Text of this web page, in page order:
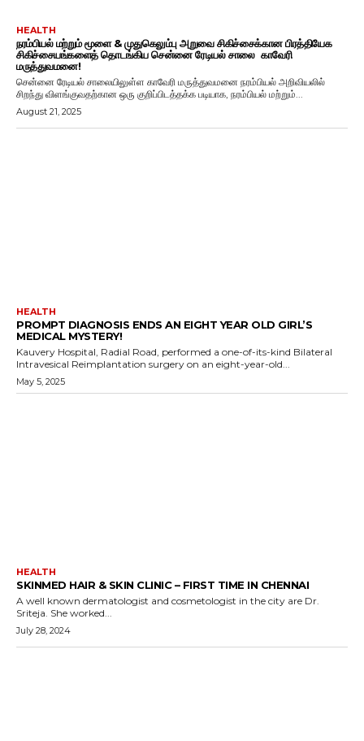
HEALTH
நரம்பியல் மற்றும் மூளை & முதுகெலும்பு அறுவை சிகிச்சைக்கான பிரத்தியேக
சிகிச்சையங்களைத் தொடங்கிய சென்னை ரேடியல் சாலை காவேரி
மருத்துவமனை!
சென்னை ரேடியல் சாலையிலுள்ள காவேரி மருத்துவமனை நரம்பியல் அறிவியலில்
சிறந்து விளங்குவதற்கான ஒரு குறிப்பிடத்தக்க படியாக, நரம்பியல் மற்றும்...
August 21, 2025
HEALTH
PROMPT DIAGNOSIS ENDS AN EIGHT YEAR OLD GIRL’S
MEDICAL MYSTERY!
Kauvery Hospital, Radial Road, performed a one-of-its-kind Bilateral
Intravesical Reimplantation surgery on an eight-year-old...
May 5, 2025
HEALTH
SKINMED HAIR & SKIN CLINIC – FIRST TIME IN CHENNAI
A well known dermatologist and cosmetologist in the city are Dr.
Sriteja. She worked...
July 28, 2024